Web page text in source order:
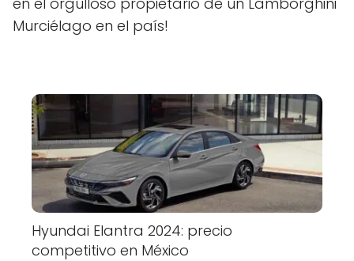
Murciélago en el país!
Hyundai Elantra 2024: precio
competitivo en México